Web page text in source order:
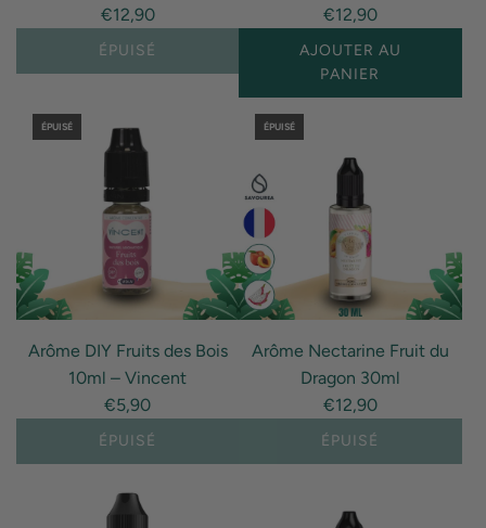
panier"
€12,90
ÉPUISÉ
€12,90
AJOUTER AU
PANIER
I18n
Error:
interpolation
value
"produit"
for
"Ajouter
{{
produit
ÉPUISÉ
Arôme DIY Fruits des Bois
10ml – Vincent
€5,90
ÉPUISÉ
ÉPUISÉ
Arôme Nectarine Fruit du
Dragon 30ml
€12,90
ÉPUISÉ